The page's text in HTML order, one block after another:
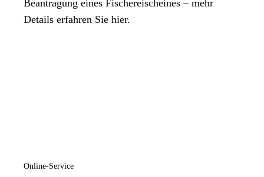
Beantragung eines Fischereischeines – mehr
Details erfahren Sie hier.
Online-Service